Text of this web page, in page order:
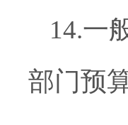
14.一
部门预